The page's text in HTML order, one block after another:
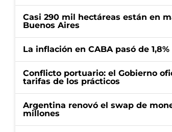
Casi 290 mil hectáreas están en
Buenos Aires
La inflación en CABA pasó de
Conflicto portuario: el Gobierno
tarifas de los prácticos
Argentina renovó el swap de
millones